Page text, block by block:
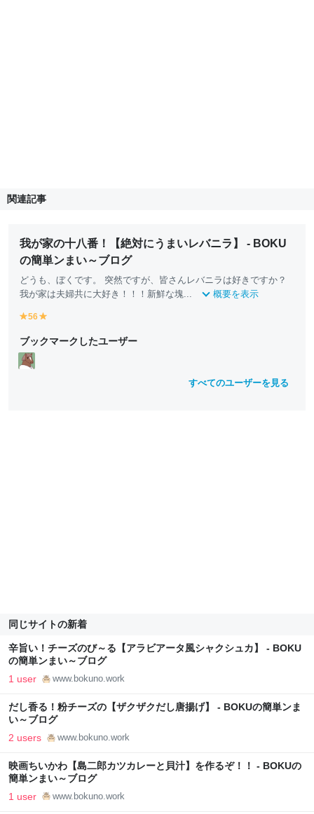
関連記事
我が家の十八番！【絶対にうまいレバニラ】 - BOKU
の簡単ンまい～ブログ
どうも、ぼくです。 突然ですが、皆さんレバニラは好きですか？
我が家は夫婦共に大好き！！！新鮮な塊...
概要を表示
y
ll
o
w
56
ll
ブックマークしたユーザー
すべてのユーザーを見る
同じサイトの新着
辛旨い！チーズのび～る【アラビアータ風シャクシュカ】 - BOKU
の簡単ンまい～ブログ
1 user www.bokuno.work
だし香る！粉チーズの【ザクザクだし唐揚げ】 - BOKUの簡単ンま
い～ブログ
2 users www.bokuno.work
映画ちいかわ【島二郎カツカレーと貝汁】を作るぞ！！ - BOKUの
簡単ンまい～ブログ
1 user www.bokuno.work